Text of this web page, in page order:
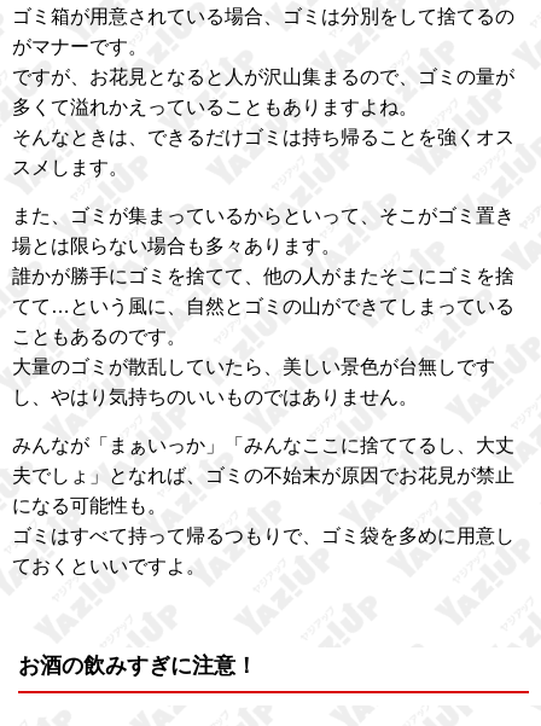
ゴミ箱が用意されている場合、ゴミは分別をして捨てるの
がマナーです。
ですが、お花見となると人が沢山集まるので、ゴミの量が
多くて溢れかえっていることもありますよね。
そんなときは、できるだけゴミは持ち帰ることを強くオス
スメします。
また、ゴミが集まっているからといって、そこがゴミ置き
場とは限らない場合も多々あります。
誰かが勝手にゴミを捨てて、他の人がまたそこにゴミを捨
てて…という風に、自然とゴミの山ができてしまっている
こともあるのです。
大量のゴミが散乱していたら、美しい景色が台無しです
し、やはり気持ちのいいものではありません。
みんなが「まぁいっか」「みんなここに捨ててるし、大丈
夫でしょ」となれば、ゴミの不始末が原因でお花見が禁止
になる可能性も。
ゴミはすべて持って帰るつもりで、ゴミ袋を多めに用意し
ておくといいですよ。
お酒の飲みすぎに注意！